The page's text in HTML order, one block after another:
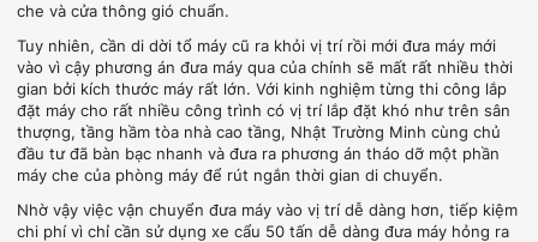
che và cửa thông gió chuẩn.
Tuy nhiên, cần di dời tổ máy cũ ra khỏi vị trí rồi mới đưa máy mới
vào vì cậy phương án đưa máy qua của chính sẽ mất rất nhiều thời
gian bởi kích thước máy rất lớn. Với kinh nghiệm từng thi công lắp
đặt máy cho rất nhiều công trình có vị trí lắp đặt khó như trên sân
thượng, tầng hầm tòa nhà cao tầng, Nhật Trường Minh cùng chủ
đầu tư đã bàn bạc nhanh và đưa ra phương án tháo dỡ một phần
máy che của phòng máy để rút ngắn thời gian di chuyển.
Nhờ vậy việc vận chuyển đưa máy vào vị trí dễ dàng hơn, tiếp kiệm
chi phí vì chỉ cần sử dụng xe cẩu 50 tấn dễ dàng đưa máy hỏng ra